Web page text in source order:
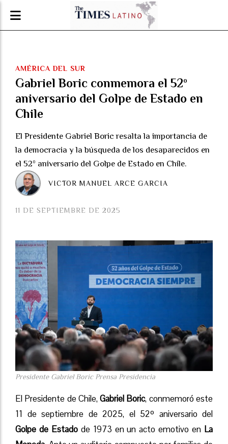
Gabriel Boric conmemora el 52º
aniversario del Golpe de Estado en
Chile
El Presidente Gabriel Boric resalta la importancia de
la democracia y la búsqueda de los desaparecidos en
el 52º aniversario del Golpe de Estado en Chile.
AMÉRICA DEL SUR
11 DE SEPTIEMBRE DE 2025
VICTOR MANUEL ARCE GARCIA
Presidente Gabriel Boric Prensa Presidencia
El Presidente de Chile,Gabriel Boric, conmemoró este
11 de septiembre de 2025, el 52º aniversario del
Golpe de Estadode 1973 en un acto emotivo en La